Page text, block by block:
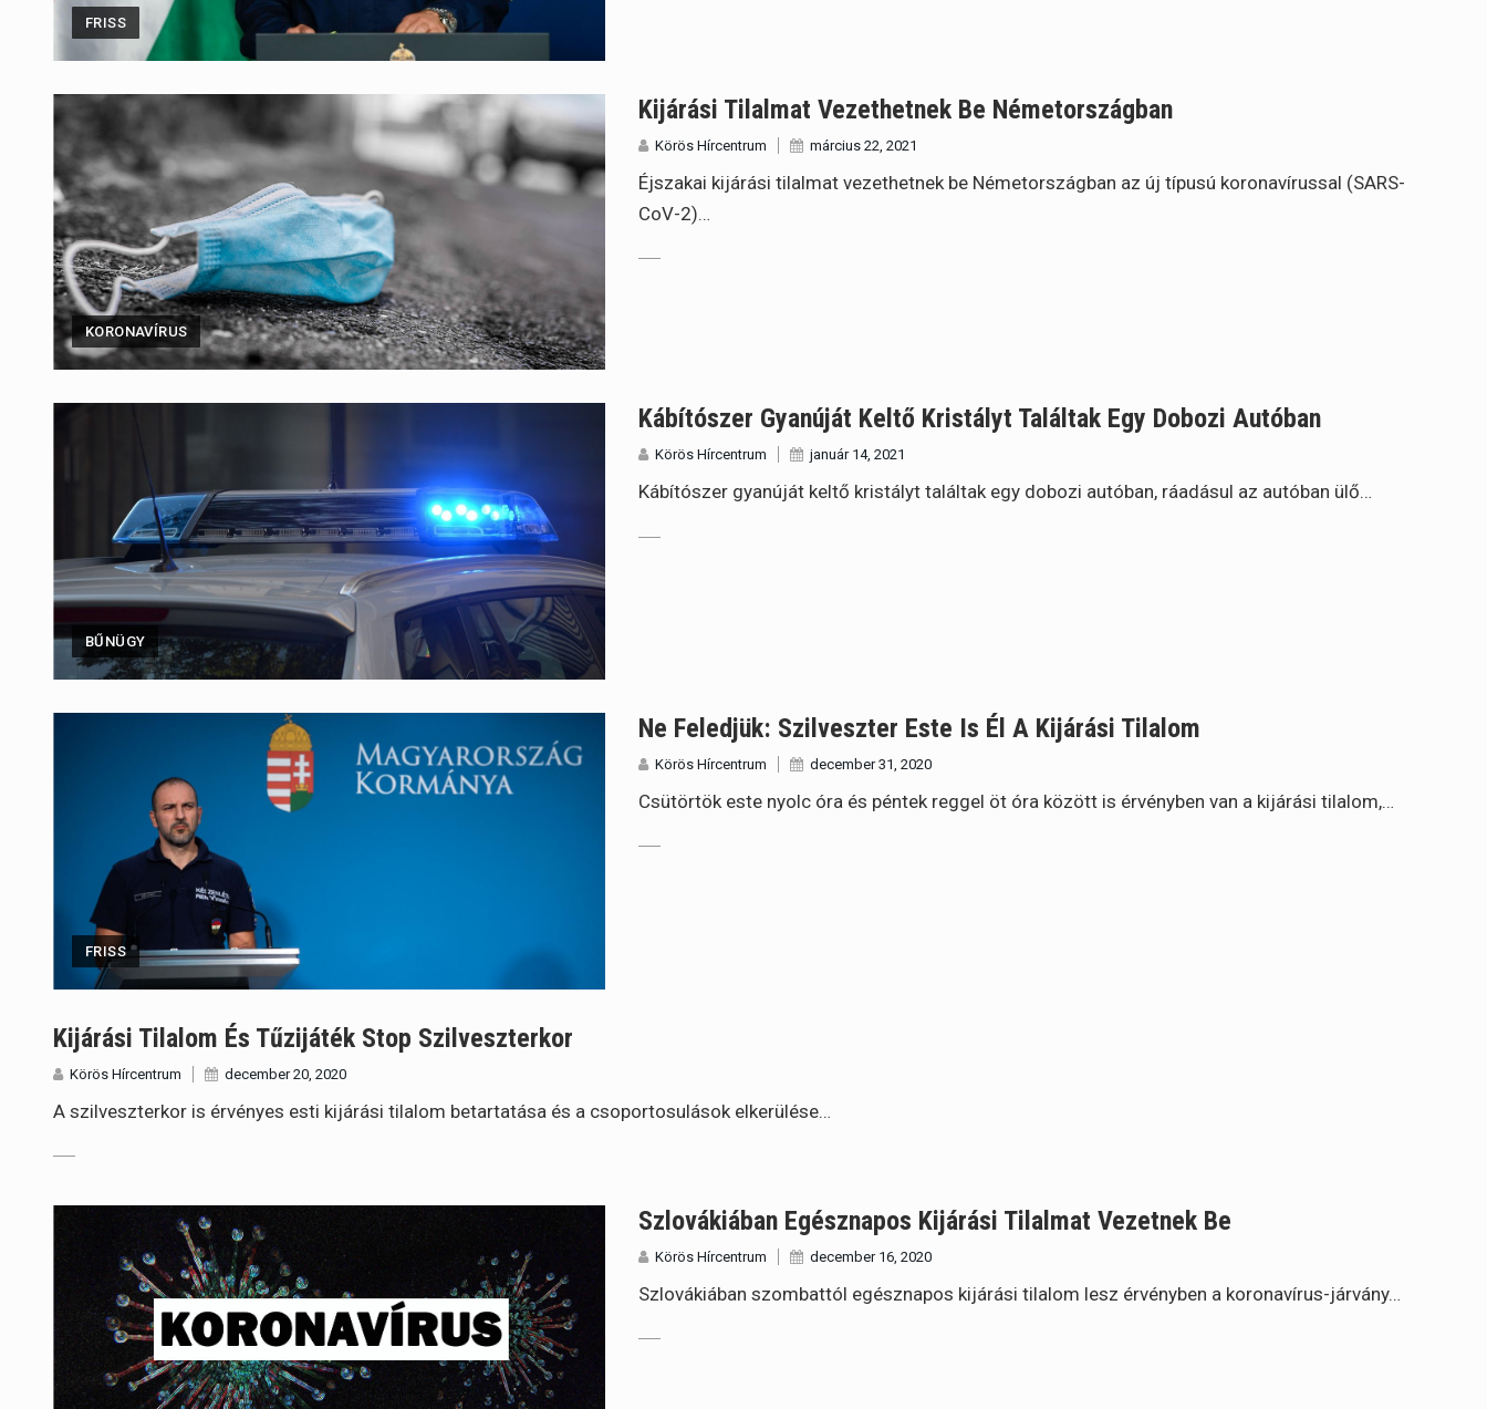
FRISS
KORONAVÍRUS
Kijárási Tilalmat Vezethetnek Be Németországban
Körös Hírcentrum március 22, 2021
Éjszakai kijárási tilalmat vezethetnek be Németországban az új típusú koronavírussal (SARS-
CoV-2)…
BŰNÜGY
Kábítószer Gyanúját Keltő Kristályt Találtak Egy Dobozi Autóban
Körös Hírcentrum január 14, 2021
Kábítószer gyanúját keltő kristályt találtak egy dobozi autóban, ráadásul az autóban ülő…
FRISS
Ne Feledjük: Szilveszter Este Is Él A Kijárási Tilalom
Körös Hírcentrum december 31, 2020
Csütörtök este nyolc óra és péntek reggel öt óra között is érvényben van a kijárási tilalom,…
Kijárási Tilalom És Tűzijáték Stop Szilveszterkor
Körös Hírcentrum december 20, 2020
A szilveszterkor is érvényes esti kijárási tilalom betartatása és a csoportosulások elkerülése…
Szlovákiában Egésznapos Kijárási Tilalmat Vezetnek Be
Körös Hírcentrum december 16, 2020
Szlovákiában szombattól egésznapos kijárási tilalom lesz érvényben a koronavírus-járvány…